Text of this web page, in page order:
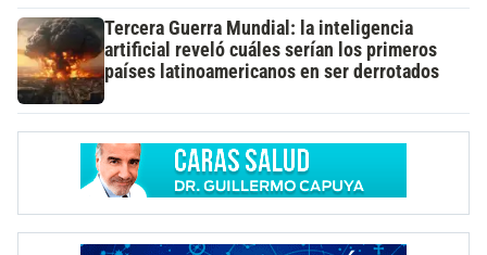
Tercera Guerra Mundial: la inteligencia
artificial reveló cuáles serían los primeros
países latinoamericanos en ser derrotados